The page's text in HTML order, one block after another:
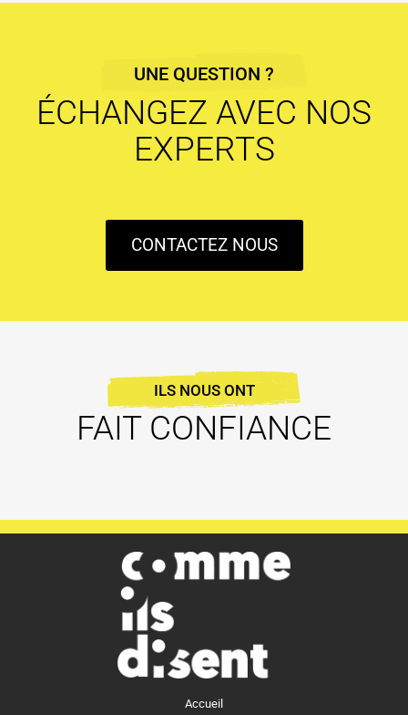
UNE QUESTION ?
ÉCHANGEZ AVEC NOS
EXPERTS
CONTACTEZ NOUS
ILS NOUS ONT
FAIT CONFIANCE
Accueil